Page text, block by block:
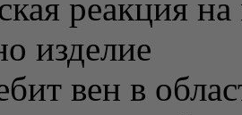
реакция
изделие
вен в